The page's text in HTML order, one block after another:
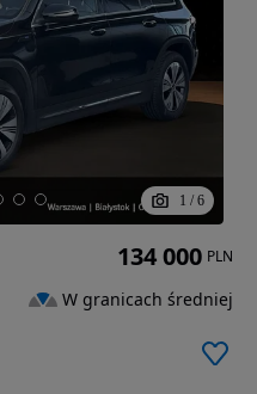
1 / 6
134 000 PLN
W granicach średniej